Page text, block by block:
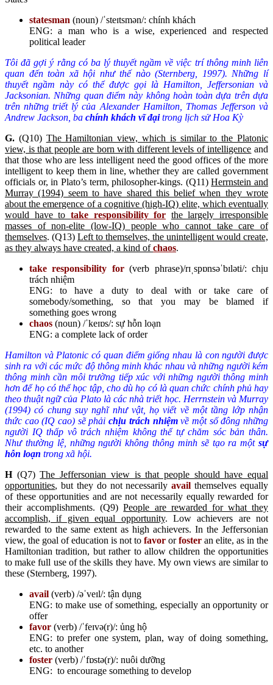
statesman (noun) /ˈsteɪtsmən/: chính khách
ENG: a man who is a wise, experienced and respected
political leader
Tôi đã gợi ý rằng có ba lý thuyết ngầm về việc trí thông minh liên
quan đến toàn xã hội như thế nào (Sternberg, 1997). Những lí
thuyết ngầm này có thể được gọi là Hamilton, Jeffersonian và
Jacksonian. Những quan điểm này không hoàn toàn dựa trên dựa
trên những triết lý của Alexander Hamilton, Thomas Jefferson và
Andrew Jackson, ba chính khách vĩ đạitrong lịch sử Hoa Kỳ
G. (Q10) The Hamiltonian view, which is similar to the Platonic
view, is that people are born with different levels of intelligence and
that those who are less intelligent need the good offices of the more
intelligent to keep them in line, whether they are called government
officials or, in Plato’s term, philosopher-kings. (Q11)Herrnstein and
Murray (1994) seem to have shared this belief when they wrote
about the emergence of a cognitive (high-IQ) elite, which eventually
would have to take responsibility for the largely irresponsible
masses of non-elite (low-IQ) people who cannot take care of
themselves. (Q13) Left to themselves, the unintelligent would create,
as they always have created, a kind ofchaos.
take responsibility for (verb phrase)/rɪˌspɒnsəˈbɪləti/: chịu
trách nhiệm
ENG: to have a duty to deal with or take care of
somebody/something, so that you may be blamed if
something goes wrong
chaos (noun) /ˈkeɪɒs/: sự hỗn loạn
ENG: a complete lack of order
Hamilton và Platonic có quan điểm giống nhau là con người được
sinh ra với các mức độ thông minh khác nhau và những người kém
thông minh cần môi trường tiếp xúc với những người thông minh
hơn để họ có thể học tập, cho dù họ có là quan chức chính phủ hay
theo thuật ngữ của Plato là các nhà triết học. Herrnstein và Murray
(1994) có chung suy nghĩ như vật, họ viết về một tầng lớp nhận
thức cao (IQ cao) sẽ phảichịu trách nhiệmvề một số đông những
người IQ thấp vô trách nhiệm không thể tự chăm sóc bản thân.
Như thường lệ, những người không thông minh sẽ tạo ra một sự
hỗn loạn trong xã hội.
H (Q7)The Jeffersonian view is that people should have equal
opportunities, but they do not necessarilyavail themselves equally
of these opportunities and are not necessarily equally rewarded for
their accomplishments. (Q9)People are rewarded for what they
accomplish, if given equal opportunity. Low achievers are not
rewarded to the same extent as high achievers. In the Jeffersonian
view, the goal of education is not to favor orfoster an elite, as in the
Hamiltonian tradition, but rather to allow children the opportunities
to make full use of the skills they have. My own views are similar to
these (Sternberg, 1997).
avail (verb) /əˈveɪl/: tận dụng
ENG: to make use of something, especially an opportunity or
offer
favor (verb) /ˈfeɪvə(r)/: ủng hộ
ENG: to prefer one system, plan, way of doing something,
etc. to another
foster (verb) /ˈfɒstə(r)/: nuôi dưỡng
ENG: to encourage something to develop